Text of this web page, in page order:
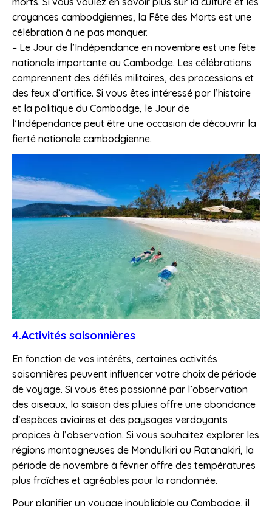
croyances cambodgiennes, la Fête des Morts est une
célébration à ne pas manquer.
– Le Jour de l’Indépendance en novembre est une fête
nationale importante au Cambodge. Les célébrations
comprennent des défilés militaires, des processions et
des feux d’artifice. Si vous êtes intéressé par l’histoire
et la politique du Cambodge, le Jour de
l’Indépendance peut être une occasion de découvrir la
fierté nationale cambodgienne.
4.Activités saisonnières
En fonction de vos intérêts, certaines activités
saisonnières peuvent influencer votre choix de période
de voyage. Si vous êtes passionné par l’observation
des oiseaux, la saison des pluies offre une abondance
d’espèces aviaires et des paysages verdoyants
propices à l’observation. Si vous souhaitez explorer les
régions montagneuses de Mondulkiri ou Ratanakiri, la
période de novembre à février offre des températures
plus fraîches et agréables pour la randonnée.
Pour planifier un voyage inoubliable au Cambodge, il